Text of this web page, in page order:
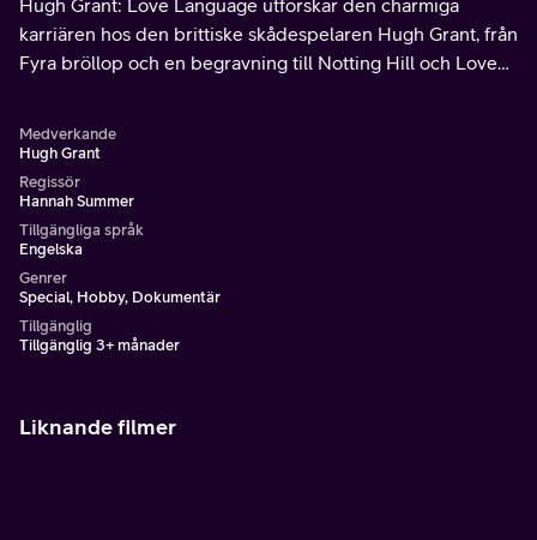
Hugh Grant: Love Language utforskar den charmiga
karriären hos den brittiske skådespelaren Hugh Grant, från
Fyra bröllop och en begravning till Notting Hill och Love
Medverkande
Hugh Grant
Regissör
Hannah Summer
Tillgängliga språk
Engelska
Genrer
Special, Hobby, Dokumentär
Tillgänglig
Tillgänglig 3+ månader
Liknande filmer